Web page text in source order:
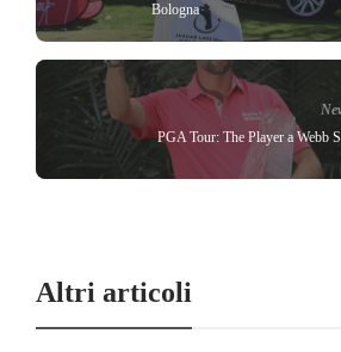
Bologna
PGA Tour: The Player a Webb
Altri articoli